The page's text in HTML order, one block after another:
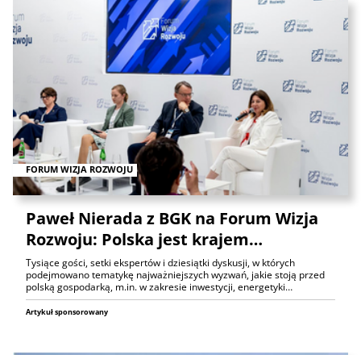
FORUM WIZJA ROZWOJU
Paweł Nierada z BGK na Forum Wizja
Rozwoju: Polska jest krajem…
Tysiące gości, setki ekspertów i dziesiątki dyskusji, w których
podejmowano tematykę najważniejszych wyzwań, jakie stoją przed
polską gospodarką, m.in. w zakresie inwestycji, energetyki…
Artykuł sponsorowany